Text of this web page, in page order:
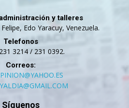
y talleres
Edo Yaracuy, Venezuela.
Telefonos
3214 / 231 0392.
Correos:
Síguenos